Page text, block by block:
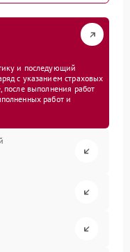
и последующий
с указанием страховых
после выполнения работ
работ и